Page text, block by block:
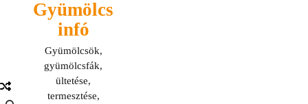
Gyümölcs
infó
Gyümölcsök,
gyümölcsfák,
ültetése,
termesztése,